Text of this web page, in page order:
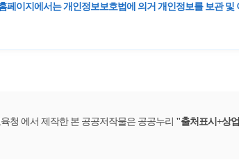
페이지에서는 개인정보보호법에 의거 개인정보를 보관 및
청 에서 제작한 본 공공저작물은 공공누리 출처표시+상